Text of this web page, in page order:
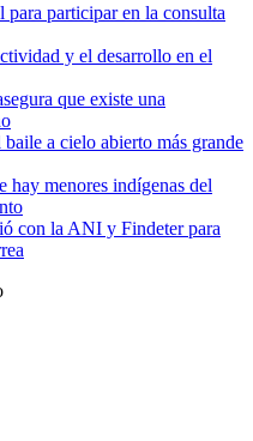
participar en la consulta
y el desarrollo en el
que existe una
a cielo abierto más grande
hay menores indígenas del
con la ANI y Findeter para